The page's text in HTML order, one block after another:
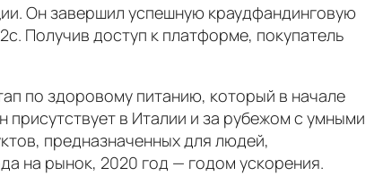
Он завершил успешную краудфандинговую
Получив доступ к платформе, покупатель
по здоровому питанию, который в начале
в Италии и за рубежом с умными
предназначенных для людей,
на рынок, 2020 год — годом ускорения.